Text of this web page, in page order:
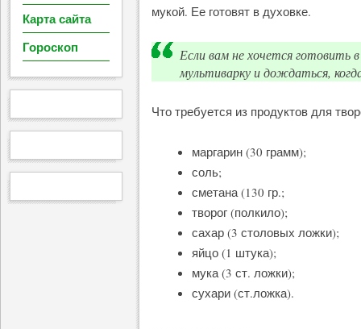
мукой. Ее готовят в духовке.
Если вам не хочется
мультиварку и дождаться,
Что требуется из продуктов для
маргарин (30 грамм);
соль;
сметана (130 гр.;
творог (полкило);
сахар (3 столовых ложки);
яйцо (1 штука);
мука (3 ст. ложки);
сухари (ст.ложка).
Карта сайта
Гороскоп